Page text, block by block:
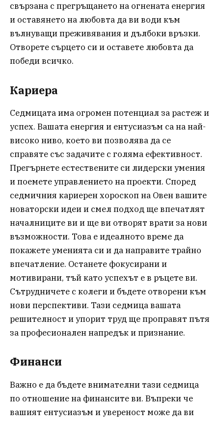
свързана с прегръщането на огнената енергия
и оставянето на любовта да ви води към
вълнуващи преживявания и дълбоки връзки.
Отворете сърцето си и оставете любовта да
победи всичко.
Кариера
Седмицата има огромен потенциал за растеж и
успех. Вашата енергия и ентусиазъм са на най-
високо ниво, което ви позволява да се
справяте със задачите с голяма ефективност.
Прегърнете естествените си лидерски умения
и поемете управлението на проекти. Според
седмичния кариерен хороскоп на Овен вашите
новаторски идеи и смел подход ще впечатлят
началниците ви и ще ви отворят врати за нови
възможности. Това е идеалното време да
покажете уменията си и да направите трайно
впечатление. Останете фокусирани и
мотивирани, тъй като успехът е в ръцете ви.
Сътрудничете с колеги и бъдете отворени към
нови перспективи. Тази седмица вашата
решителност и упорит труд ще проправят пътя
за професионален напредък и признание.
Финанси
Важно е да бъдете внимателни тази седмица
по отношение на финансите ви. Въпреки че
вашият ентусиазъм и увереност може да ви